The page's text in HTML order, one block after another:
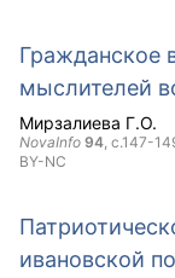
Гражданское
мыслителей
Мирзалиева Г.О.
NovaInfo 94, с.147-
BY-NC
ивановской